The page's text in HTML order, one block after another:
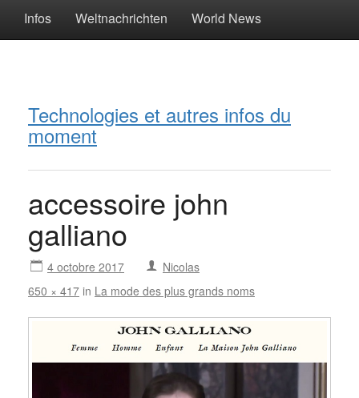
Infos Weltnachrichten World News
Technologies et autres infos du
moment
accessoire john
galliano
4 octobre 2017
Nicolas
650 × 417 in La mode des plus grands noms